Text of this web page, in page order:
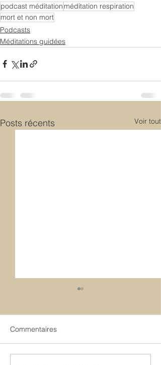
podcast méditation méditation respiration
mort et non mort
Podcasts
Méditations guidées
Posts récents Voir tout
Commentaires